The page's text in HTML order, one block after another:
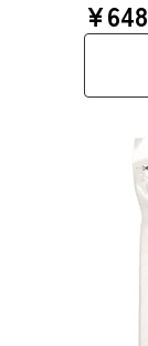
¥648